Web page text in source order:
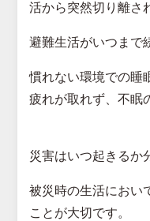
活から突然切り離さ
避難生活がいつまで
慣れない環境での睡
疲れが取れず、不眠
災害はいつ起きるか
被災時の生活におい
ことが大切です。